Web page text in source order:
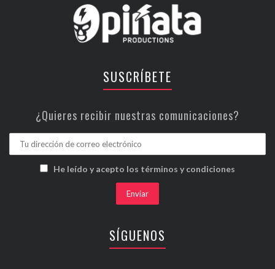
SUSCRÍBETE
¿Quieres recibir nuestras comunicaciones?
He leído y acepto los términos y condiciones
SÍGUENOS